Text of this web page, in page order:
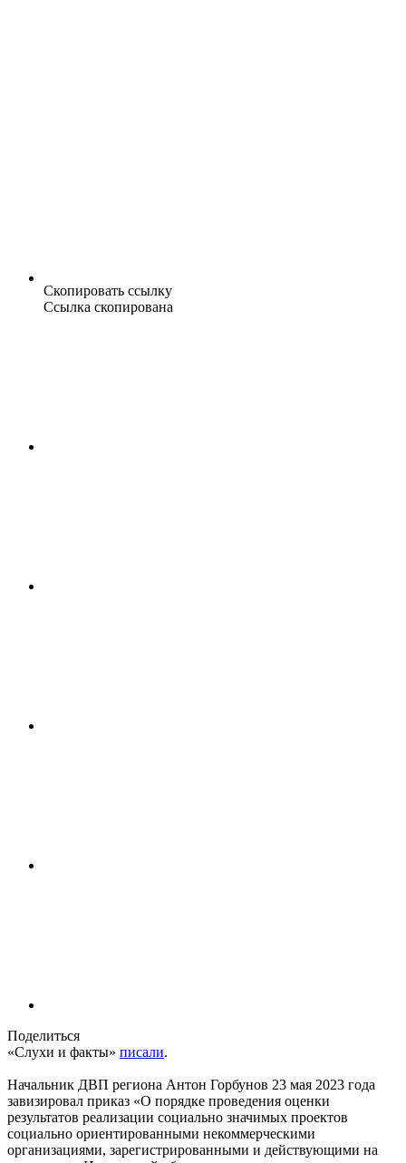
Скопировать ссылку
Ссылка скопирована
Поделиться
«Слухи и факты» писали.
Начальник ДВП региона Антон Горбунов 23 мая 2023 года
завизировал приказ «О порядке проведения оценки
результатов реализации социально значимых проектов
социально ориентированными некоммерческими
организациями, зарегистрированными и действующими на